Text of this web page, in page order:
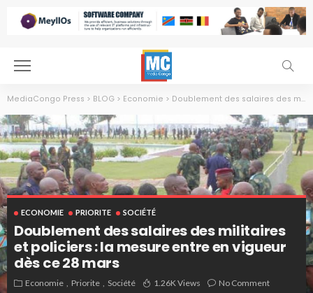
MediaCongo Press > BLOG > Economie > Doublement des salaires des militaires et policiers : la mesure entre en vigueur dès ce 28 mars
ECONOMIE PRIORITE SOCIÉTÉ
Doublement des salaires des militaires
et policiers : la mesure entre en vigueur
dès ce 28 mars
Economie Priorite Société 1.26K Views No Comment